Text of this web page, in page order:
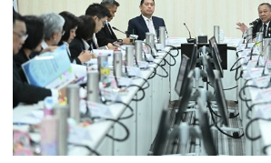
1
ตำแหน่
พร้อม
ลุย
งาน
ทันที